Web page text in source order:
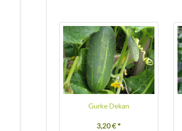
Gurke Dekan
3,20 € *